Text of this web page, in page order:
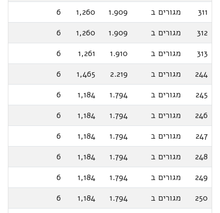
311
מגורים ב 1.909
1,260
6
312
מגורים ב 1.909
1,260
6
313
מגורים ב 1.910
1,261
6
244
מגורים ב 2.219
1,465
6
245
מגורים ב 1.794
1,184
6
246
מגורים ב 1.794
1,184
6
247
מגורים ב 1.794
1,184
6
248
מגורים ב 1.794
1,184
6
249
מגורים ב 1.794
1,184
6
250
מגורים ב 1.794
1,184
6